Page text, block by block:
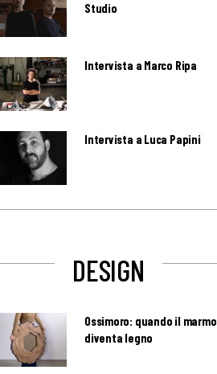
Studio
Intervista a Marco Ripa
Intervista a Luca Papini
DESIGN
Ossimoro: quando il marmo
diventa legno